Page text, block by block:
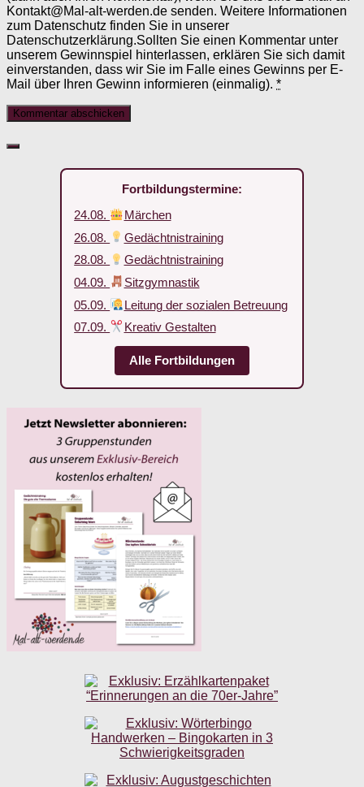
Kontakt@Mal-alt-werden.de senden. Weitere Informationen
zum Datenschutz finden Sie in unserer
Datenschutzerklärung.Sollten Sie einen Kommentar unter
unserem Gewinnspiel hinterlassen, erklären Sie sich damit
einverstanden, dass wir Sie im Falle eines Gewinns per E-
Mail über Ihren Gewinn informieren (einmalig). *
Fortbildungstermine:
24.08.
Märchen
26.08.
Gedächtnistraining
28.08.
Gedächtnistraining
04.09.
Sitzgymnastik
05.09.
Leitung der sozialen Betreuung
07.09.
Kreativ Gestalten
Alle Fortbildungen